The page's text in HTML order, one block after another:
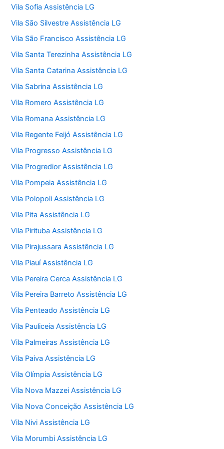
Vila Sofia Assistência LG
Vila São Silvestre Assistência LG
Vila São Francisco Assistência LG
Vila Santa Terezinha Assistência LG
Vila Santa Catarina Assistência LG
Vila Sabrina Assistência LG
Vila Romero Assistência LG
Vila Romana Assistência LG
Vila Regente Feijó Assistência LG
Vila Progresso Assistência LG
Vila Progredior Assistência LG
Vila Pompeia Assistência LG
Vila Polopoli Assistência LG
Vila Pita Assistência LG
Vila Pirituba Assistência LG
Vila Pirajussara Assistência LG
Vila Piauí Assistência LG
Vila Pereira Cerca Assistência LG
Vila Pereira Barreto Assistência LG
Vila Penteado Assistência LG
Vila Pauliceia Assistência LG
Vila Palmeiras Assistência LG
Vila Paiva Assistência LG
Vila Olímpia Assistência LG
Vila Nova Mazzei Assistência LG
Vila Nova Conceição Assistência LG
Vila Nivi Assistência LG
Vila Morumbi Assistência LG